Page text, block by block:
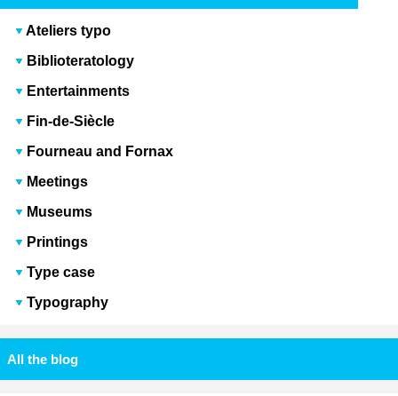
Ateliers typo
Biblioteratology
Entertainments
Fin-de-Siècle
Fourneau and Fornax
Meetings
Museums
Printings
Type case
Typography
All the blog